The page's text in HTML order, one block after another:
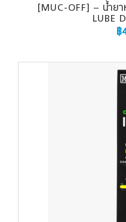
[MUC-OFF] – น้ำย
LUBE
฿